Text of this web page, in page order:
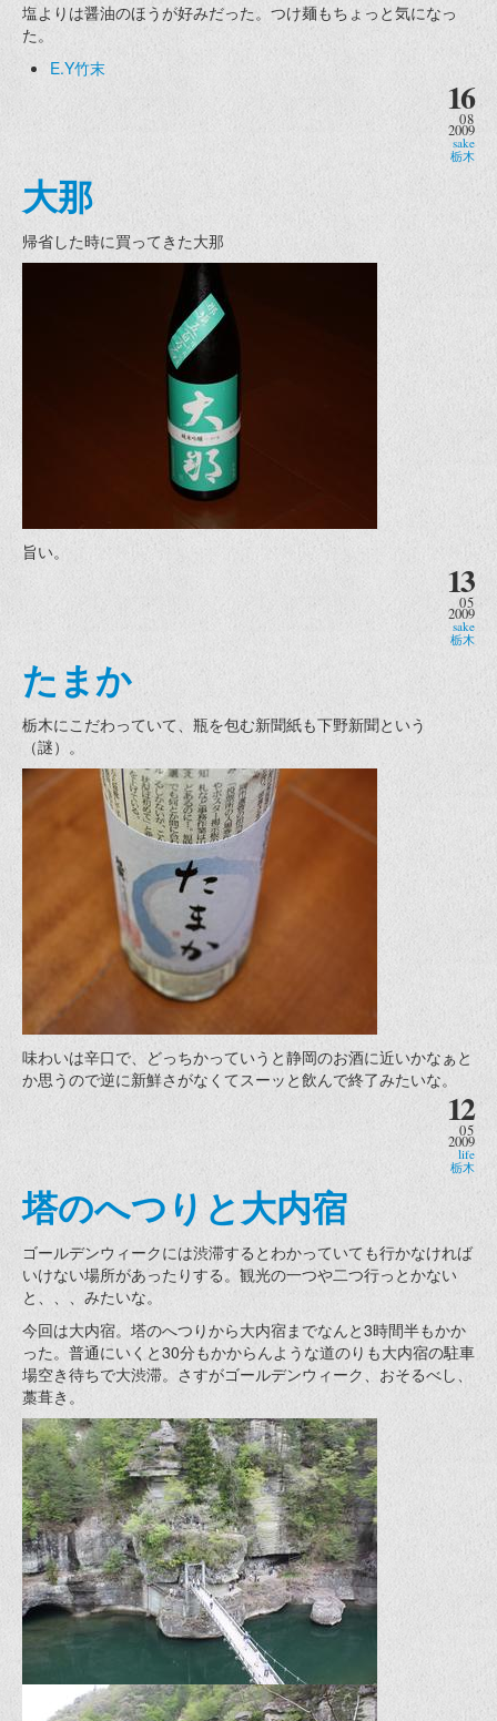
塩よりは醤油のほうが好みだった。つけ麺もちょっと気になっ
た。
E.Y竹末
16
08
2009
sake
栃木
大那
帰省した時に買ってきた大那
旨い。
13
05
2009
sake
栃木
たまか
栃木にこだわっていて、瓶を包む新聞紙も下野新聞という
（謎）。
味わいは辛口で、どっちかっていうと静岡のお酒に近いかなぁと
か思うので逆に新鮮さがなくてスーッと飲んで終了みたいな。
12
05
2009
life
栃木
塔のへつりと大内宿
ゴールデンウィークには渋滞するとわかっていても行かなければ
いけない場所があったりする。観光の一つや二つ行っとかない
と、、、みたいな。
今回は大内宿。塔のへつりから大内宿までなんと3時間半もかか
った。普通にいくと30分もかからんような道のりも大内宿の駐車
場空き待ちで大渋滞。さすがゴールデンウィーク、おそるべし、
藁葺き。